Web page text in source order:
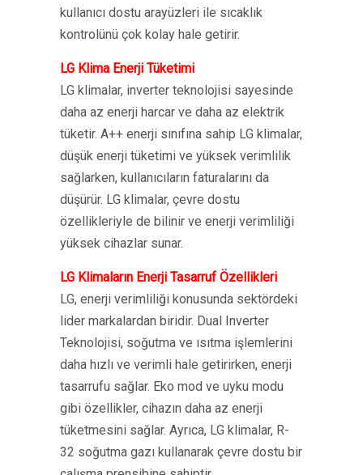
kullanıcı dostu arayüzleri ile sıcaklık
kontrolünü çok kolay hale getirir.
LG Klima Enerji Tüketimi
LG klimalar, inverter teknolojisi sayesinde
daha az enerji harcar ve daha az elektrik
tüketir. A++ enerji sınıfına sahip LG klimalar,
düşük enerji tüketimi ve yüksek verimlilik
sağlarken, kullanıcıların faturalarını da
düşürür. LG klimalar, çevre dostu
özellikleriyle de bilinir ve enerji verimliliği
yüksek cihazlar sunar.
LG Klimaların Enerji Tasarruf Özellikleri
LG, enerji verimliliği konusunda sektördeki
lider markalardan biridir. Dual Inverter
Teknolojisi, soğutma ve ısıtma işlemlerini
daha hızlı ve verimli hale getirirken, enerji
tasarrufu sağlar. Eko mod ve uyku modu
gibi özellikler, cihazın daha az enerji
tüketmesini sağlar. Ayrıca, LG klimalar, R-
32 soğutma gazı kullanarak çevre dostu bir